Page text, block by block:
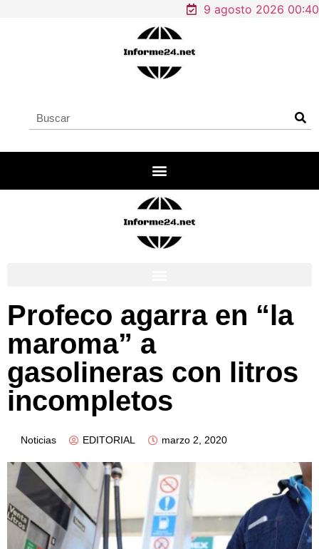
9 agosto 2026 00:40
Profeco agarra en “la
maroma” a
gasolineras con litros
incompletos
Noticias EDITORIAL marzo 2, 2020